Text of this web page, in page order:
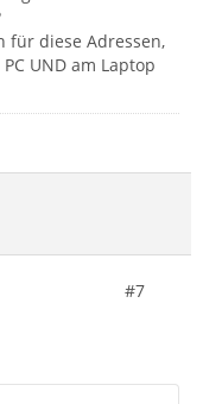
für diese Adressen,
UND am Laptop
#7